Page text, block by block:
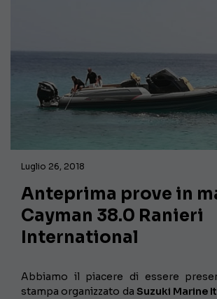
Luglio 26, 2018
Anteprima prove in
Cayman 38.0 Ranieri
International
Abbiamo il piacere di essere
stampa organizzato da Suzuki Marine